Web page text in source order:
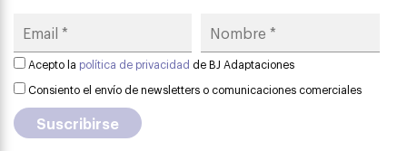
Acepto la política de privacidad de BJ Adaptaciones
Consiento el envío de newsletters o comunicaciones comerciales